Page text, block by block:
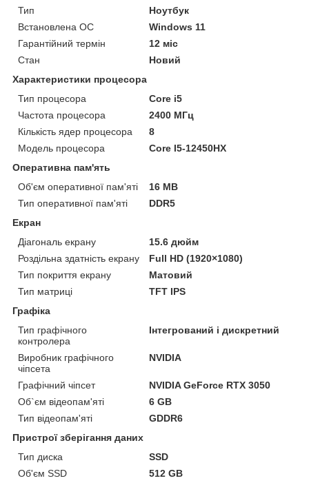
Тип
Ноутбук
Встановлена ОС
Windows 11
Гарантійний термін
12 міс
Стан
Новий
Характеристики процесора
Тип процесора
Core i5
Частота процесора
2400 МГц
Кількість ядер процесора
8
Модель процесора
Core I5-12450HX
Оперативна пам'ять
Об'єм оперативної пам'яті
16 MB
Тип оперативної пам'яті
DDR5
Екран
Діагональ екрану
15.6 дюйм
Роздільна здатність екрану
Full HD (1920×1080)
Тип покриття екрану
Матовий
Тип матриці
TFT IPS
Графіка
Тип графічного
контролера
Інтегрований і дискретний
Виробник графічного
чіпсета
NVIDIA
Графічний чіпсет
NVIDIA GeForce RTX 3050
Об`єм відеопам'яті
6 GB
Тип відеопам'яті
GDDR6
Пристрої зберігання даних
Тип диска
SSD
Об'єм SSD
512 GB